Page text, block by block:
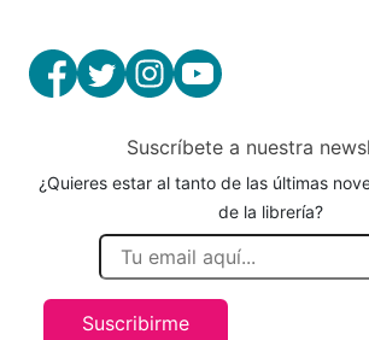
Suscríbete a nuestra
¿Quieres estar al tanto de las últimas
de la librería?
Suscribirme